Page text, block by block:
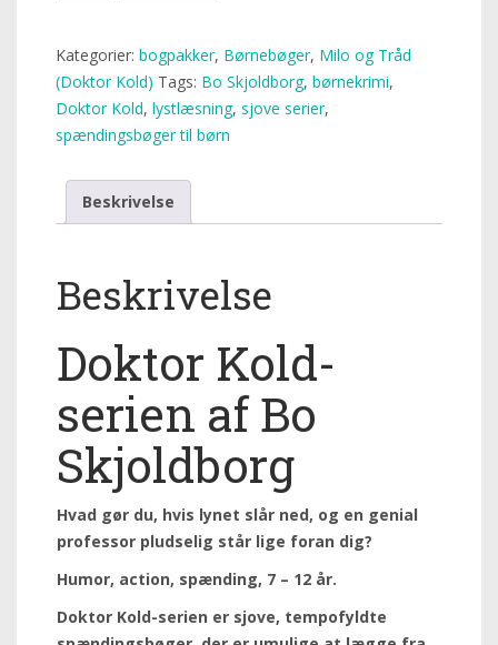
Kategorier: bogpakker, Børnebøger, Milo og Tråd
(Doktor Kold) Tags: Bo Skjoldborg, børnekrimi,
Doktor Kold, lystlæsning, sjove serier,
spændingsbøger til børn
Beskrivelse
Beskrivelse
Doktor Kold-
serien af Bo
Skjoldborg
Hvad gør du, hvis lynet slår ned, og en genial
professor pludselig står lige foran dig?
Humor, action, spænding, 7 – 12 år.
Doktor Kold-serien er sjove, tempofyldte